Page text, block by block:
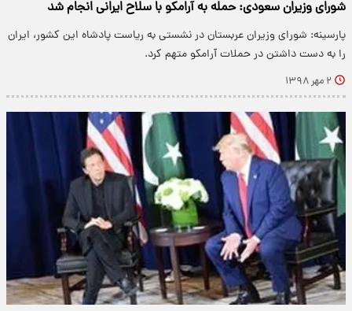
شورای وزیران سعودی: حمله به آرامکو با سلاح ایرانی انجام شد
پارسینه: شورای وزیران عربستان در نشستی به ریاست پادشاه این کشور، ایران
را به دست داشتن در حملات آرامکو متهم کرد.
۲ مهر ۱۳۹۸